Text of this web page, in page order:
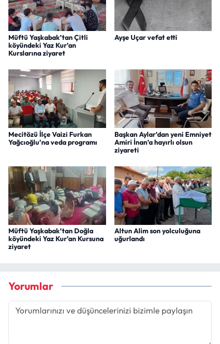
Müftü Yaşkabak’tan Çitli
köyündeki Yaz Kur’an
Kurslarına ziyaret
Ayşe Uçar vefat etti
Mecitözü İlçe Vaizi Furkan
Yağcıoğlu’na veda programı
Başkan Aylar’dan yeni Emniyet
Amiri İnan’a hayırlı olsun
ziyareti
Müftü Yaşkabak’tan Doğla
köyündeki Yaz Kur’an Kursuna
ziyaret
Altun Alim son yolculuğuna
uğurlandı
Yorumlar